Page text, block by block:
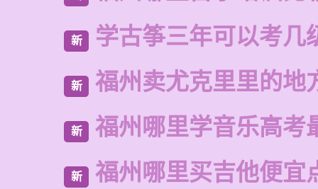
新 学古筝三年可以考几
新 福州卖尤克里里的地
新 福州哪里学音乐高考
新 福州哪里买吉他便宜